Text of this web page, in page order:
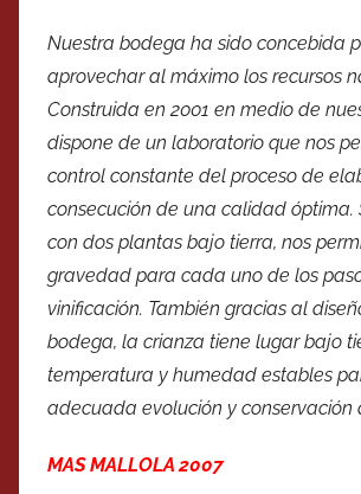
Nuestra bodega ha sido concebida
aprovechar al máximo los recursos
Construida en 2001 en medio de
dispone de un laboratorio que nos
control constante del proceso de
consecución de una calidad óptima.
con dos plantas bajo tierra, nos
gravedad para cada uno de los
vinificación. También gracias al
bodega, la crianza tiene lugar bajo
temperatura y humedad estables
adecuada evolución y conservación
MAS MALLOLA 2007